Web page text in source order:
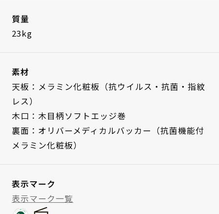
質量
23kg
素材
天板：メラミン化粧板（抗ウイルス・抗菌・指紋
レス）
木口：木目柄ソフトエッジ巻
裏面：オリバーメディカルバッカー（抗菌機能付
メラミン化粧板）
表示マーク
表示マーク一覧